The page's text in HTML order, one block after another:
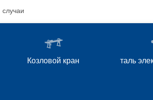
случаи
Козловой кран таль